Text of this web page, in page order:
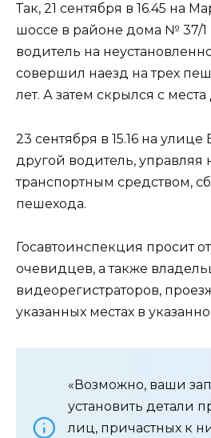
Так, 21 сентября в 16.45 на
шоссе в районе дома № 37/1
водитель на
совершил наезд на трех
лет. А затем скрылся с
23 сентября в 15.16 на
другой водитель, управляя
транспортным средством,
пешехода.
Госавтоинспекция просит
очевидцев, а также
видеорегистраторов,
указанных местах в
«Возможно, ваши
установить детали
лиц, причастных к